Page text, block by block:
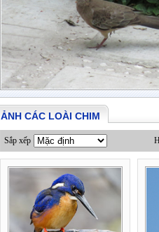
ẢNH CÁC LOÀI CHIM
Sắp xếp